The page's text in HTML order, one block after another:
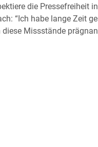
die Pressefreiheit
“Ich habe lange Zeit
Missstände